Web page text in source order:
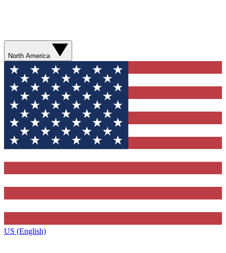
North America
US (English)